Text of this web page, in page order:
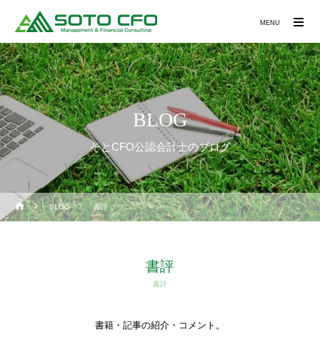
BLOG
そとCFO公認会計士のブログ
BLOG 書評
書評
書評
書籍・記事の紹介・コメント。
MENU